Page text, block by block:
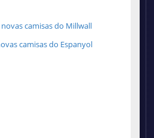
camisas do Millwall
camisas do Espanyol